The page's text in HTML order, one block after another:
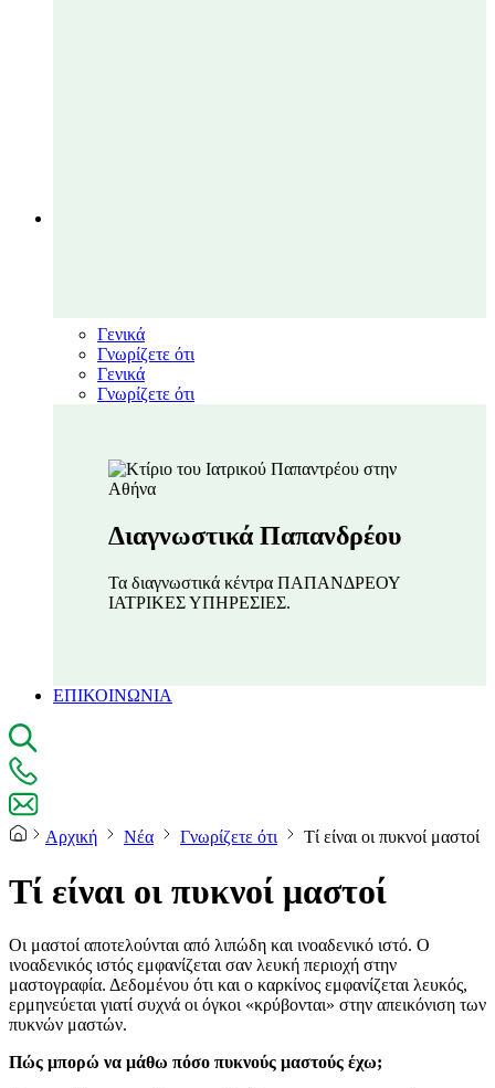
Γενικά
Γνωρίζετε ότι
Γενικά
Γνωρίζετε ότι
Διαγνωστικά Παπανδρέου
Τα διαγνωστικά κέντρα ΠΑΠΑΝΔΡΕΟΥ
ΙΑΤΡΙΚΕΣ ΥΠΗΡΕΣΙΕΣ.
ΕΠΙΚΟΙΝΩΝΙΑ
Αρχική Νέα Γνωρίζετε ότι Τί είναι οι πυκνοί μαστοί
Τί είναι οι πυκνοί μαστοί
Οι μαστοί αποτελούνται από λιπώδη και ινοαδενικό ιστό. Ο
ινοαδενικός ιστός εμφανίζεται σαν λευκή περιοχή στην
μαστογραφία. Δεδομένου ότι και ο καρκίνος εμφανίζεται λευκός,
ερμηνεύεται γιατί συχνά οι όγκοι «κρύβονται» στην απεικόνιση των
πυκνών μαστών.
Πώς μπορώ να μάθω πόσο πυκνούς μαστούς έχω;